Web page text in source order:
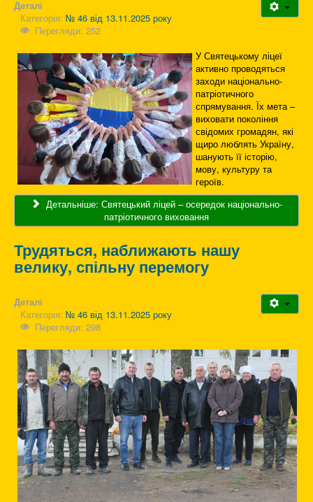
Деталі
Категорія: № 46 від 13.11.2025 року
Перегляди: 252
У Святецькому ліцеї
активно проводяться
заходи національно-
патріотичного
спрямування. Їх мета –
виховати покоління
свідомих громадян, які
щиро люблять Україну,
шанують її історію,
мову, культуру та
героїв.
Детальніше: Святецький ліцей – осередок національно-
патріотичного виховання
Трудяться, наближають нашу
велику, спільну перемогу
Деталі
Категорія: № 46 від 13.11.2025 року
Перегляди: 298